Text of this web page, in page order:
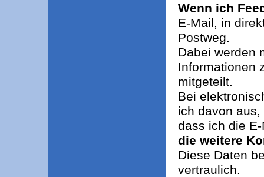
Wenn ich
E-Mail, in
Postweg.
Dabei werden
Informationen
mitgeteilt.
Bei
ich davon
dass ich die
die weitere
Diese Daten
vertraulich.